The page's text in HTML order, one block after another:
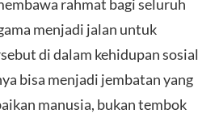
rahmat bagi seluruh
menjadi jalan untuk
di dalam kehidupan sosial
bisa menjadi jembatan yang
manusia, bukan tembok